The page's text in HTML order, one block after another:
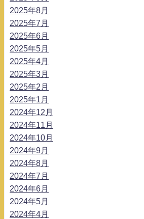
2025年8月
2025年7月
2025年6月
2025年5月
2025年4月
2025年3月
2025年2月
2025年1月
2024年12月
2024年11月
2024年10月
2024年9月
2024年8月
2024年7月
2024年6月
2024年5月
2024年4月